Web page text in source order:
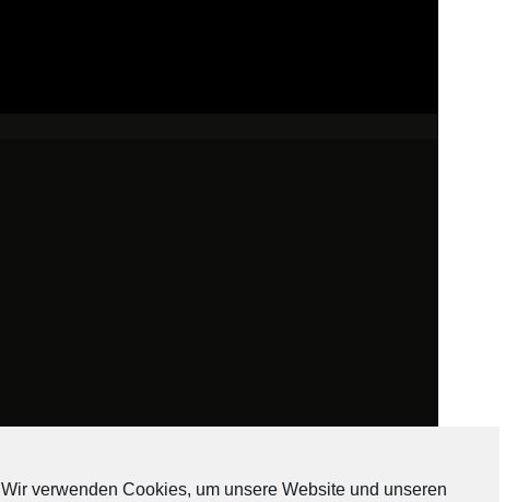
Wir verwenden Cookies, um unsere Website und unseren